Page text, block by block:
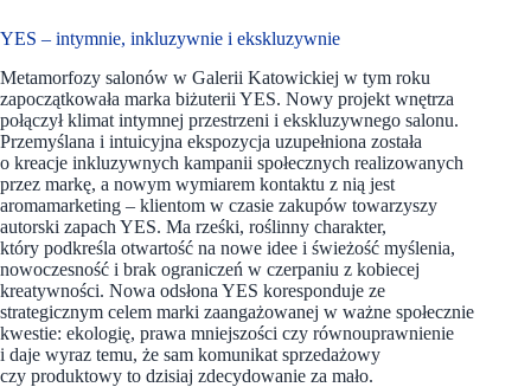
YES – intymnie, inkluzywnie i ekskluzywnie
Metamorfozy salonów w Galerii Katowickiej w tym roku
zapoczątkowała marka biżuterii YES. Nowy projekt wnętrza
połączył klimat intymnej przestrzeni i ekskluzywnego salonu.
Przemyślana i intuicyjna ekspozycja uzupełniona została
o kreacje inkluzywnych kampanii społecznych realizowanych
przez markę, a nowym wymiarem kontaktu z nią jest
aromamarketing – klientom w czasie zakupów towarzyszy
autorski zapach YES. Ma rześki, roślinny charakter,
który podkreśla otwartość na nowe idee i świeżość myślenia,
nowoczesność i brak ograniczeń w czerpaniu z kobiecej
kreatywności. Nowa odsłona YES koresponduje ze
strategicznym celem marki zaangażowanej w ważne społecznie
kwestie: ekologię, prawa mniejszości czy równouprawnienie
i daje wyraz temu, że sam komunikat sprzedażowy
czy produktowy to dzisiaj zdecydowanie za mało.